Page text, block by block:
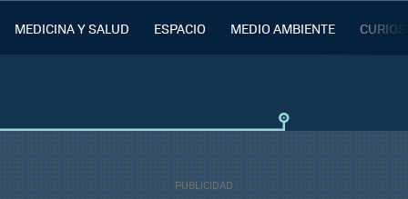
MEDICINA Y SALUD ESPACIO MEDIO AMBIENTE